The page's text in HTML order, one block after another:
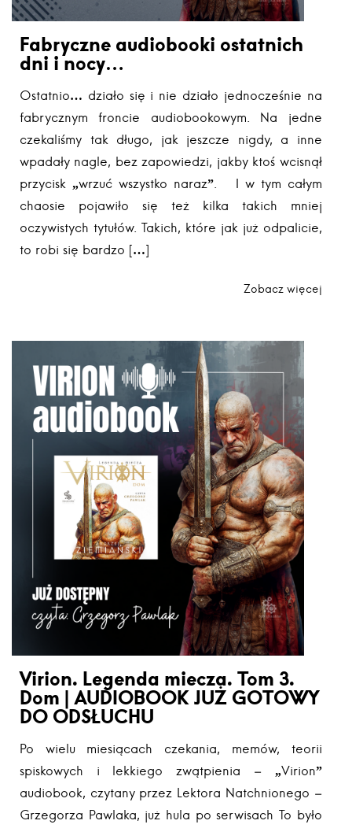
Fabryczne audiobooki ostatnich
dni i nocy…
Ostatnio… działo się i nie działo jednocześnie na
fabrycznym froncie audiobookowym. Na jedne
czekaliśmy tak długo, jak jeszcze nigdy, a inne
wpadały nagle, bez zapowiedzi, jakby ktoś wcisnął
przycisk „wrzuć wszystko naraz”. I w tym całym
chaosie pojawiło się też kilka takich mniej
oczywistych tytułów. Takich, które jak już odpalicie,
to robi się bardzo […]
Zobacz więcej
Virion. Legenda miecza. Tom 3.
Dom | AUDIOBOOK JUŻ GOTOWY
DO ODSŁUCHU
Po wielu miesiącach czekania, memów, teorii
spiskowych i lekkiego zwątpienia – „Virion”
audiobook, czytany przez Lektora Natchnionego –
Grzegorza Pawlaka, już hula po serwisach To było